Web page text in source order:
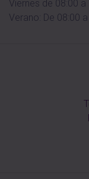
Viernes de 08:00 a
Verano: De 08:00